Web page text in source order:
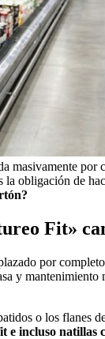
masivamente
la obligación de
Fit»
por
y
o los flanes
e incluso natillas